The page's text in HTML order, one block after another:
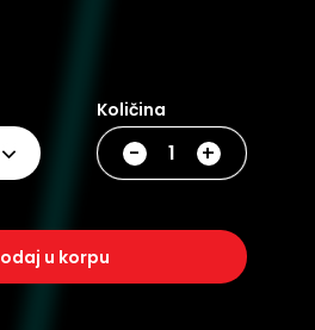
Količina
- +
dodaj u korpu